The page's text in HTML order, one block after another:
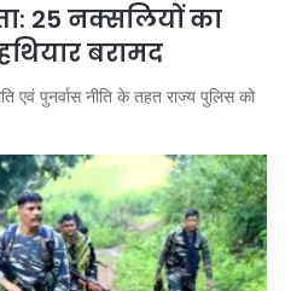
25 नक्सलियों का
बरामद
एवं पुनर्वास नीति के तहत राज्य पुलिस को